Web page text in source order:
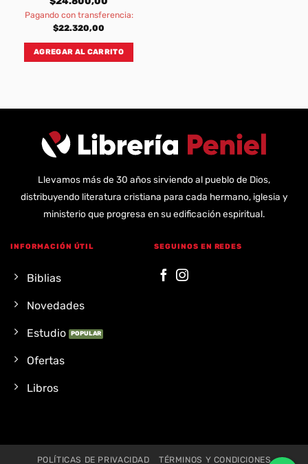
Pagando con transferencia:
$22.320,00
AGREGAR AL CARRITO
Llevamos más de 30 años sirviendo al pueblo de Dios,
distribuyendo literatura cristiana para cada hermano, iglesia y
ministerio que progresa en su edificación espiritual.
INFORMACIÓN ÚTIL
Biblias
Novedades
Estudio
Ofertas
Libros
SEGUINOS EN REDES
POLÍTICAS DE PRIVACIDAD TÉRMINOS Y CONDICIONES